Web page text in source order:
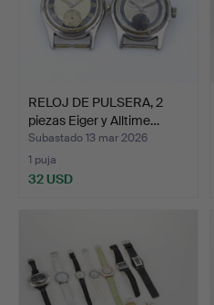
RELOJ DE PULSERA, 2
piezas Eiger y Alltime…
Subastado 13 mar 2026
1 puja
32 USD